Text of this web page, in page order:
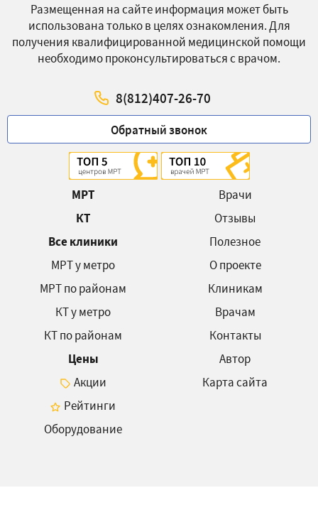
Размещенная на сайте информация может быть
использована только в целях ознакомления. Для
получения квалифицированной медицинской помощи
необходимо проконсультироваться с врачом.
8(812)407-26-70
Обратный звонок
МРТ
КТ
Все клиники
МРТ у метро
МРТ по районам
КТ у метро
КТ по районам
Цены
Акции
Рейтинги
Оборудование
Врачи
Отзывы
Полезное
О проекте
Клиникам
Врачам
Контакты
Автор
Карта сайта